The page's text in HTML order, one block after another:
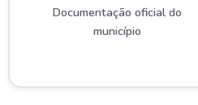
Documentação oficial do
município